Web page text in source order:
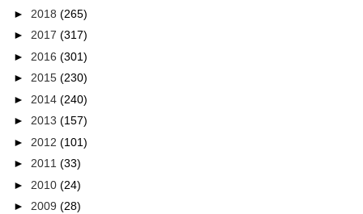
► 2018 (265)
► 2017 (317)
► 2016 (301)
► 2015 (230)
► 2014 (240)
► 2013 (157)
► 2012 (101)
► 2011 (33)
► 2010 (24)
► 2009 (28)